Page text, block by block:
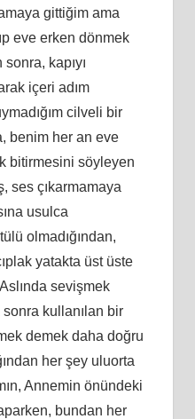
gittiğim ama
eve erken dönmek
kapıyı
içeri adım
cilveli bir
benim her an eve
bitirmesini söyleyen
ses çıkarmamaya
usulca
olmadığından,
yatakta üst üste
sevişmek
sonra kullanılan bir
demek daha doğru
her şey uluorta
Annemin önündeki
bundan her